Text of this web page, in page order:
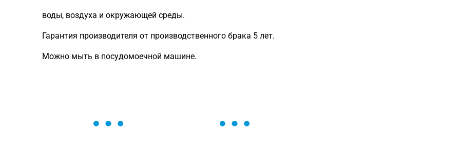
воды, воздуха и окружающей среды.
Гарантия производителя от производственного брака 5 лет.
Можно мыть в посудомоечной машине.